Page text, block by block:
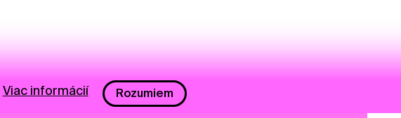
Viac informácií Rozumiem